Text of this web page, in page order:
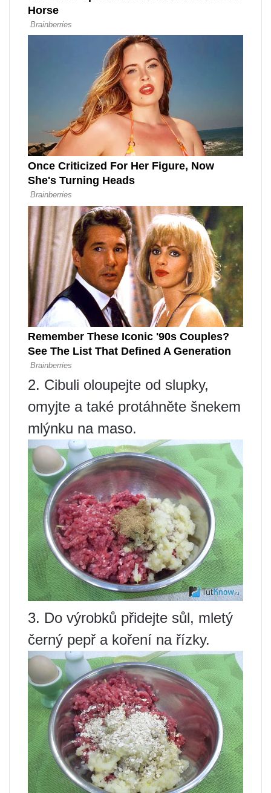
2. Cibuli oloupejte od slupky,
omyjte a také protáhněte šnekem
mlýnku na maso.
3. Do výrobků přidejte sůl, mletý
černý pepř a koření na řízky.